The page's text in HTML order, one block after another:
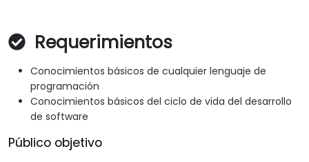
Requerimientos
Conocimientos básicos de cualquier lenguaje de
programación
Conocimientos básicos del ciclo de vida del desarrollo
de software
Público objetivo